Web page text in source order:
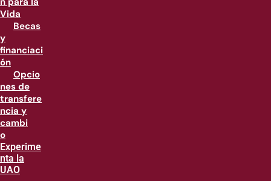
Vida
Becas
y
financiaci
ón
Opcio
nes de
transfere
ncia y
cambi
o
Experime
nta la
UAO